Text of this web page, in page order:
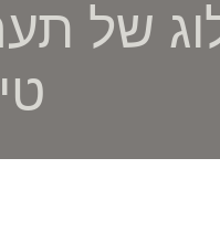
של